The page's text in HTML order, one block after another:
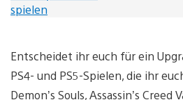
Entscheidet ihr euch für ein
PS4- und PS5-Spielen, die ihr
Demon’s Souls, Assassin’s